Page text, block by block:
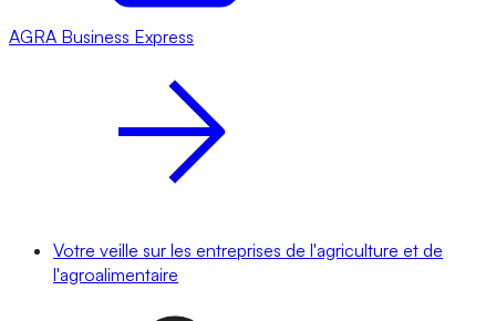
AGRA Business Express
Votre veille sur les entreprises de l'agriculture et de
l'agroalimentaire